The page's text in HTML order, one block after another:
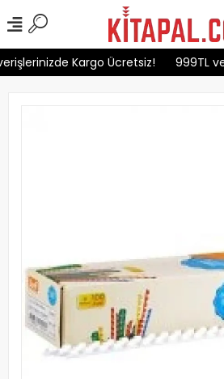
Kargo Ücretsiz! 999TL